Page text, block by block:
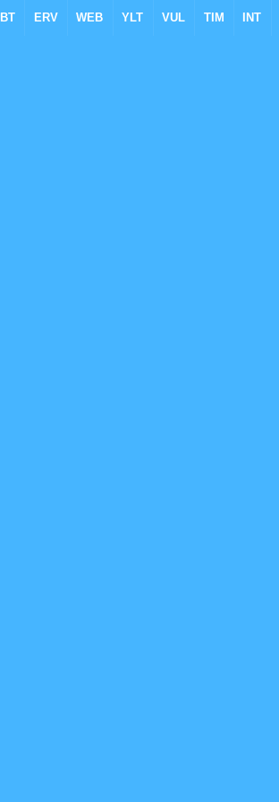
ERV WEB YLT VUL TIM INT